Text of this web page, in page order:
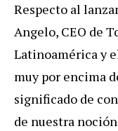
Respecto al
Angelo, CEO de
Latinoamérica y
muy por encima
significado de
de nuestra